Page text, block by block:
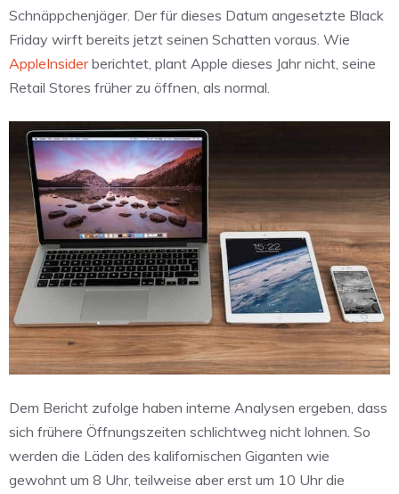
Schnäppchenjäger. Der für dieses Datum angesetzte Black
Friday wirft bereits jetzt seinen Schatten voraus. Wie
AppleInsiderberichtet, plant Apple dieses Jahr nicht, seine
Retail Stores früher zu öffnen, als normal.
Dem Bericht zufolge haben interne Analysen ergeben, dass
sich frühere Öffnungszeiten schlichtweg nicht lohnen. So
werden die Läden des kalifornischen Giganten wie
gewohnt um 8 Uhr, teilweise aber erst um 10 Uhr die